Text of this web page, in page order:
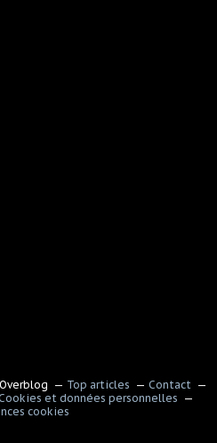
Top articles
Contact
et données personnelles
cookies